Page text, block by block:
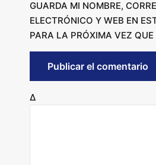
GUARDA MI NOMBRE,
ELECTRÓNICO Y WEB EN
PARA LA PRÓXIMA VEZ QUE
Δ